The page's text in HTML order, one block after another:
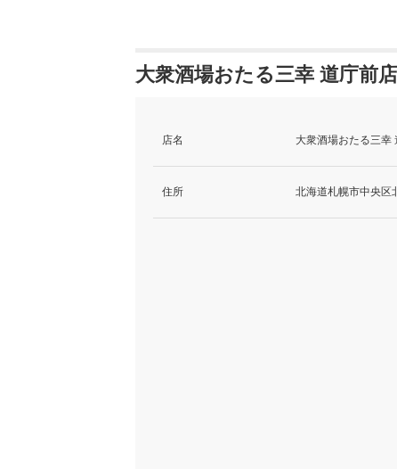
大衆酒場おたる三幸 道庁前
店名 大衆酒場おたる三幸
住所 北海道札幌市中央